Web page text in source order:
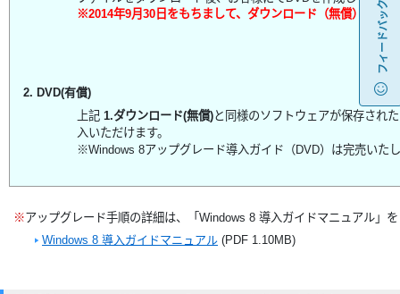
※2014年9月30日をもちまして、ダウンロード（無償）サー
2. DVD(有償)
上記 1.ダウンロード(無償)と同様のソフトウェアが保存され
入いただけます。
※Windows 8アップグレード導入ガイド（DVD）は完売いた
※アップグレード手順の詳細は、「Windows 8 導入ガイドマニュアル」
Windows 8 導入ガイドマニュアル (PDF 1.10MB)
フィードバック